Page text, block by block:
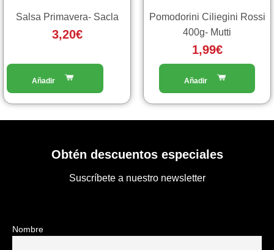
Salsa Primavera- Sacla
3,20€
Pomodorini Ciliegini Rossi
400g- Mutti
1,99€
Obtén descuentos especiales
Suscríbete a nuestro newsletter
Nombre